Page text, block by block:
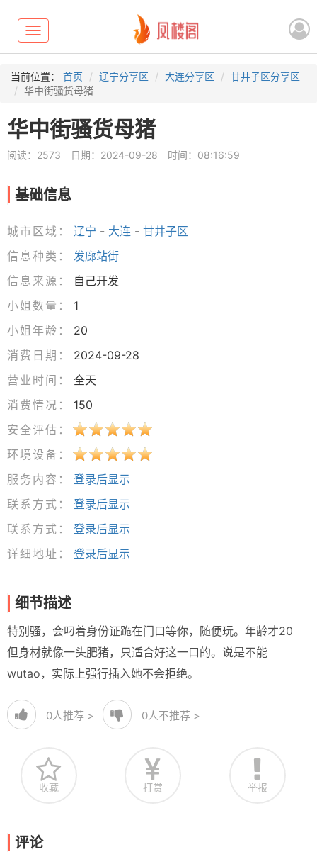
Toggle
navigation
当前位置： 首页 辽宁分享区 大连分享区
甘井子区分享区
华中街骚货母猪
华中街骚货母猪
阅读：2573 日期：2024-09-28 时间：08:16:59
基础信息
城市区域： 辽宁 - 大连 - 甘井子区
信息种类：
发廊站街
信息来源：
自己开发
小姐数量：
1
小姐年龄：
20
消费日期：
2024-09-28
营业时间：
全天
消费情况：
150
安全评估：
环境设备：
服务内容：
登录后显示
联系方式：
登录后显示
联系方式：
登录后显示
详细地址：
登录后显示
细节描述
特别骚，会叼着身份证跪在门口等你，随便玩。年龄才20
但身材就像一头肥猪，只适合好这一口的。说是不能
wutao，实际上强行插入她不会拒绝。
0人推荐 > 0人不推荐 >
收藏 打赏 举报
评论